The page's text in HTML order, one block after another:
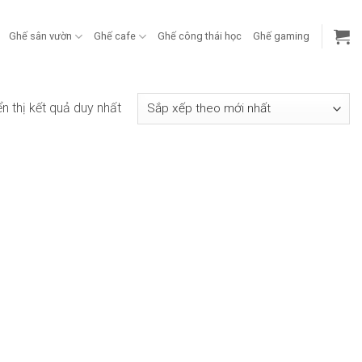
Ghế sân vườn Ghế cafe Ghế công thái học Ghế gaming
thị kết quả duy nhất